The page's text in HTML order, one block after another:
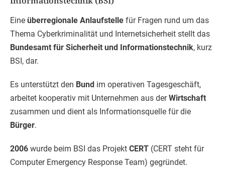
Eine überregionale Anlaufstelle für Fragen rund um das
Thema Cyberkriminalität und Internetsicherheit stellt das
Bundesamt für Sicherheit und Informationstechnik, kurz
BSI, dar.
Es unterstützt den Bund im operativen Tagesgeschäft,
arbeitet kooperativ mit Unternehmen aus derWirtschaft
zusammen und dient als Informationsquelle für die
Bürger.
2006 wurde beim BSI das Projekt CERT (CERT steht für
Computer Emergency Response Team) gegründet.